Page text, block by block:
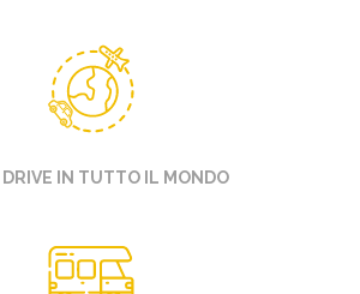
DRIVE IN TUTTO IL MONDO